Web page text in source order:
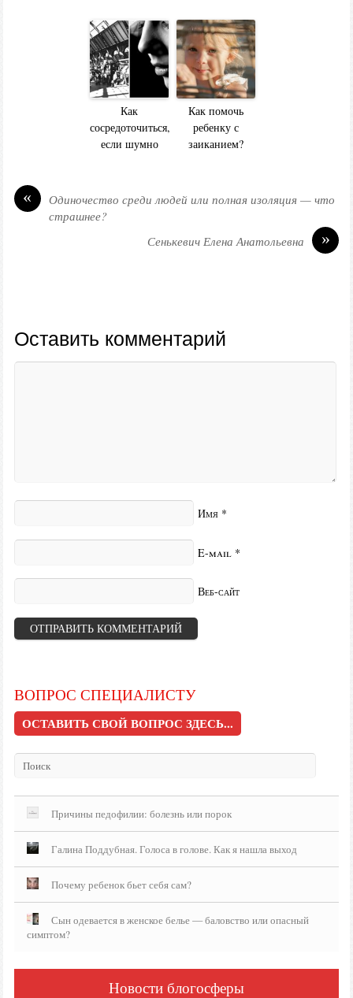
Как
сосредоточиться,
если шумно
Как помочь
ребенку с
заиканием?
«
Одиночество среди людей или полная изоляция — что
страшнее?
»
Сенькевич Елена Анатольевна
Оставить комментарий
Имя *
E-mail *
Веб-сайт
ВОПРОС СПЕЦИАЛИСТУ
ОСТАВИТЬ СВОЙ ВОПРОС ЗДЕСЬ...
Причины педофилии: болезнь или порок
Галина Поддубная. Голоса в голове. Как я нашла выход
Почему ребенок бьет себя сам?
Сын одевается в женское белье — баловство или опасный
симптом?
Новости блогосферы